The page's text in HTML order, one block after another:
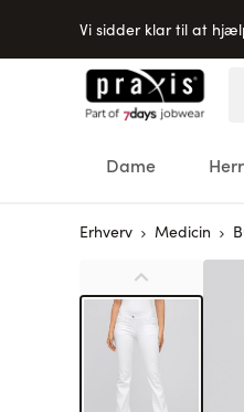
Vi sidder klar til at
Skip to Content
Dame
Erhverv Medicin